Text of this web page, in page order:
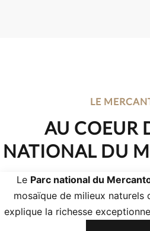
LE
AU COEUR
NATIONAL DU
Le Parc national du
mosaïque de milieux naturels
explique la richesse